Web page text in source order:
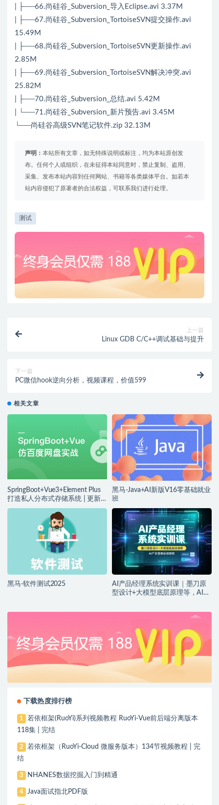
| ├──66.尚硅谷_Subversion_导入Eclipse.avi 3.37M
| ├──67.尚硅谷_Subversion_TortoiseSVN提交操作.avi
15.49M
| ├──68.尚硅谷_Subversion_TortoiseSVN更新操作.avi
2.85M
| ├──69.尚硅谷_Subversion_TortoiseSVN解决冲突.avi
25.82M
| ├──70.尚硅谷_Subversion_总结.avi 5.42M
| └──71.尚硅谷_Subversion_新片预告.avi 3.45M
└──尚硅谷高级SVN笔记软件.zip 32.13M
声明： 本站所有文章，如无特殊说明或标注，均为本站原创发
布。任何个人或组织，在未征得本站同意时，禁止复制、盗用、
采集、发布本站内容到任何网站、书籍等各类媒体平台。如若本
站内容侵犯了原著者的合法权益，可联系我们进行处理。
测试
上一篇
Linux GDB C/C++调试基础与提升
下一篇
PC微信hook逆向分析，视频课程，价值599
相关文章
SpringBoot+Vue3+Element Plus
打造私人分布式存储系统 | 更新
完结
黑马-Java+AI新版V16零基础就业
班
黑马-软件测试2025
AI产品经理系统实训课｜墨刀原
型设计+大模型底层原理等，AI产
下载热度排行榜
1
若依框架(RuoYi)系列视频教程 RuoYi-Vue前后端分离版本
118集 | 完结
2
若依框架（RuoYi-Cloud 微服务版本）134节视频教程 | 完
结
3 NHANES数据挖掘入门到精通
4 Java面试指北PDF版